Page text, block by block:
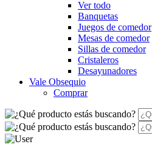
Ver todo
Banquetas
Juegos de comedor
Mesas de comedor
Sillas de comedor
Cristaleros
Desayunadores
Vale Obsequio
Comprar